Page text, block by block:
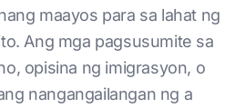
maayos para sa lahat ng
Ang mga pagsusumite sa
opisina ng imigrasyon, o
nangangailangan ng a